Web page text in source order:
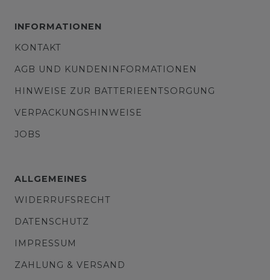
INFORMATIONEN
KONTAKT
AGB UND KUNDENINFORMATIONEN
HINWEISE ZUR BATTERIEENTSORGUNG
VERPACKUNGSHINWEISE
JOBS
ALLGEMEINES
WIDERRUFSRECHT
DATENSCHUTZ
IMPRESSUM
ZAHLUNG & VERSAND